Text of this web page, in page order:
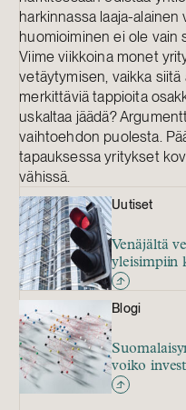
harkinnassa laaja-
huomioiminen ei ole vain
Viime viikkoina monet
vetäytymisen, vaikka
merkittäviä tappioita
uskaltaa jäädä?
vaihtoehdon puolesta.
tapauksessa yritykset
vähissä.
Uutiset
Venäjältä
yleisimpiin
Blogi
voiko
apua?